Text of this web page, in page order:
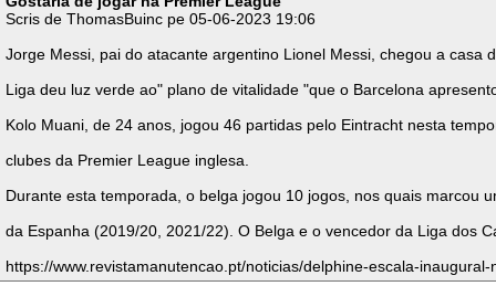
Scris de ThomasBuinc pe 05-06-2023 19:06
Jorge Messi, pai do atacante argentino Lionel Messi, chegou a
Liga deu luz verde ao" plano de vitalidade "que o Barcelona
Kolo Muani, de 24 anos, jogou 46 partidas pelo Eintracht nesta
clubes da Premier League inglesa.
Durante esta temporada, o belga jogou 10 jogos, nos quais marcou
da Espanha (2019/20, 2021/22). O Belga e o vencedor da Liga dos
https://www.revistamanutencao.pt/noticias/delphine-escala-